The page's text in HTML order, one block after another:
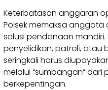
Keterbatasan anggaran
Polsek memaksa
solusi pendanaan
penyelidikan, patroli, atau
seringkali harus
melalui “sumbangan” dari
berkepentingan.